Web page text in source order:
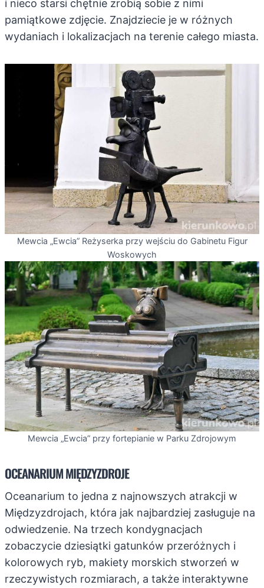
i nieco starsi chętnie zrobią sobie z nimi
pamiątkowe zdjęcie. Znajdziecie je w różnych
wydaniach i lokalizacjach na terenie całego miasta.
Mewcia „Ewcia” Reżyserka przy wejściu do Gabinetu Figur
Woskowych
Mewcia „Ewcia” przy fortepianie w Parku Zdrojowym
OCEANARIUM MIĘDZYZDROJE
Oceanarium to jedna z najnowszych atrakcji w
Międzyzdrojach, która jak najbardziej zasługuje na
odwiedzenie. Na trzech kondygnacjach
zobaczycie dziesiątki gatunków przeróżnych i
kolorowych ryb, makiety morskich stworzeń w
rzeczywistych rozmiarach, a także interaktywne